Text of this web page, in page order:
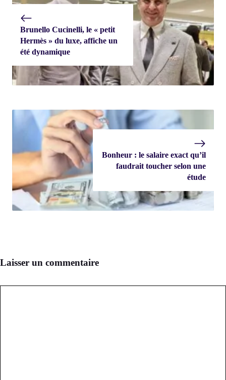
Brunello Cucinelli, le « petit
Hermès » du luxe, affiche un
été dynamique
Bonheur : le salaire exact qu’il
faudrait toucher selon une
étude
Laisser un commentaire